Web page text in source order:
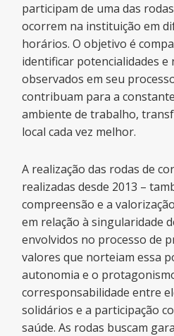
participam de uma das
ocorrem na instituição em
horários. O objetivo é
identificar potencialidades e
observados em seu
contribuam para a
ambiente de trabalho,
local cada vez melhor.
A realização das rodas de
realizadas desde 2013 –
compreensão e a
em relação à singularidade
envolvidos no processo de
valores que norteiam essa
autonomia e o
corresponsabilidade entre
solidários e a participação
saúde. As rodas buscam